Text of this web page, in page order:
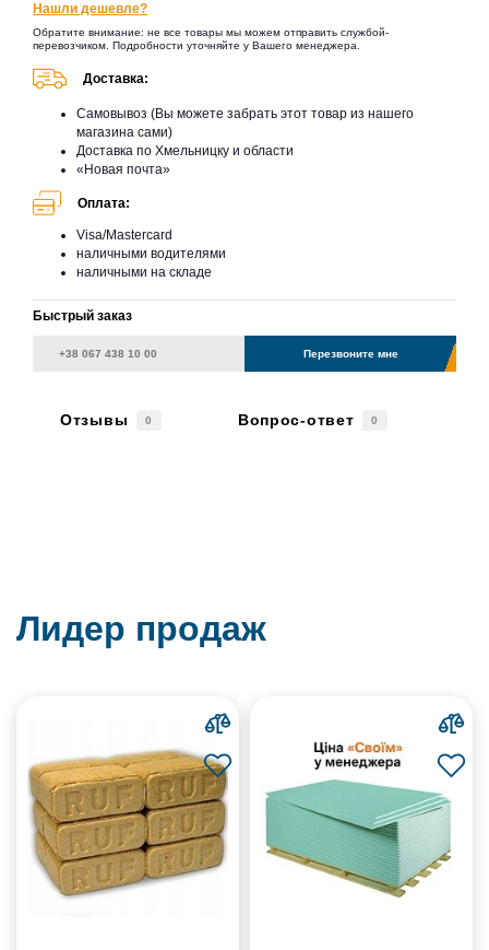
Нашли дешевле?
Обратите внимание: не все товары мы можем отправить службой-
перевозчиком. Подробности уточняйте у Вашего менеджера.
Доставка:
Самовывоз (Вы можете забрать этот товар из нашего
магазина сами)
Доставка по Хмельницку и области
«Новая почта»
Оплата:
Visa/Mastercard
наличными водителями
наличными на складе
Быстрый заказ
Перезвоните мне
Отзывы 0 Вопрос-ответ 0
Лидер продаж